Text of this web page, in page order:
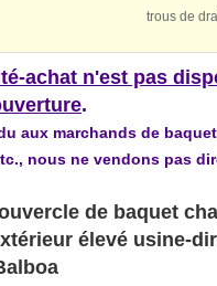
trous de
achat n'est pas
.
aux marchands de
nous ne vendons pas
de baquet
élevé usine-